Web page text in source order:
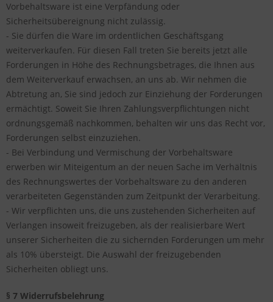
Vorbehaltsware ist eine Verpfändung oder
Sicherheitsübereignung nicht zulässig.
- Sie dürfen die Ware im ordentlichen Geschäftsgang
weiterverkaufen. Für diesen Fall treten Sie bereits jetzt alle
Forderungen in Höhe des Rechnungsbetrages, die Ihnen aus
dem Weiterverkauf erwachsen, an uns ab. Wir nehmen die
Abtretung an, Sie sind jedoch zur Einziehung der Forderungen
ermächtigt. Soweit Sie Ihren Zahlungsverpflichtungen nicht
ordnungsgemäß nachkommen, behalten wir uns das Recht vor,
Forderungen selbst einzuziehen.
- Bei Verbindung und Vermischung der Vorbehaltsware
erwerben wir Miteigentum an der neuen Sache im Verhältnis
des Rechnungswertes der Vorbehaltsware zu den anderen
verarbeiteten Gegenständen zum Zeitpunkt der Verarbeitung.
- Wir verpflichten uns, die uns zustehenden Sicherheiten auf
Verlangen insoweit freizugeben, als der realisierbare Wert
unserer Sicherheiten die zu sichernden Forderungen um mehr
als 10% übersteigt. Die Auswahl der freizugebenden
Sicherheiten obliegt uns.
§ 7 Widerrufsbelehrung